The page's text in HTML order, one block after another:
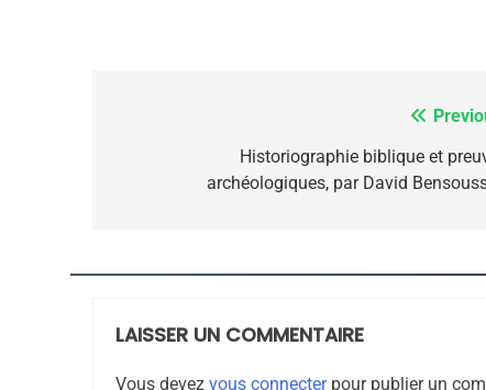
Historiographie biblique et
archéologiques, par David
LAISSER UN COMMENTAIRE
Vous devez vous connecterpour publier un
CE QUI NOUS